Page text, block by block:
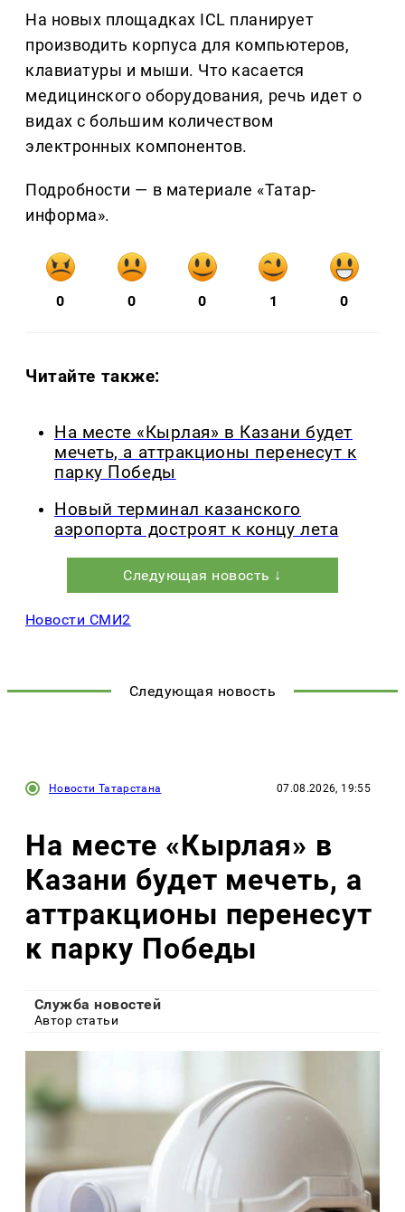
На новых площадках ICL планирует
производить корпуса для компьютеров,
клавиатуры и мыши. Что касается
медицинского оборудования, речь идет о
видах с большим количеством
электронных компонентов.
Подробности — в материале «Татар-
информа».
0 0 0 1 0
Читайте также:
На месте «Кырлая» в Казани будет
мечеть, а аттракционы перенесут к
парку Победы
Новый терминал казанского
аэропорта достроят к концу лета
Следующая новость ↓
Новости СМИ2
Следующая новость
Новости Татарстана 07.08.2026, 19:55
На месте «Кырлая» в
Казани будет мечеть, а
аттракционы перенесут
к парку Победы
Служба новостей
Автор статьи